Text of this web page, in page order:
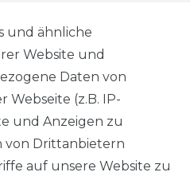
und ähnliche
Website und
Daten von
Webseite (z.B. IP-
und Anzeigen zu
von Drittanbietern
auf unsere Website zu